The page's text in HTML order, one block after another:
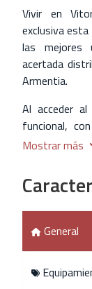
Vivir en
exclusiva esta
las mejores
acertada
Armentia.
Al acceder
funcional,
donde
aperitivo.
coquetos
diseñado
empotrado y
Mostrar más
General